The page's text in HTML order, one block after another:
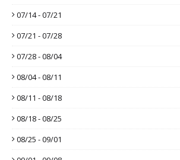
07/14 - 07/21
07/21 - 07/28
07/28 - 08/04
08/04 - 08/11
08/11 - 08/18
08/18 - 08/25
08/25 - 09/01